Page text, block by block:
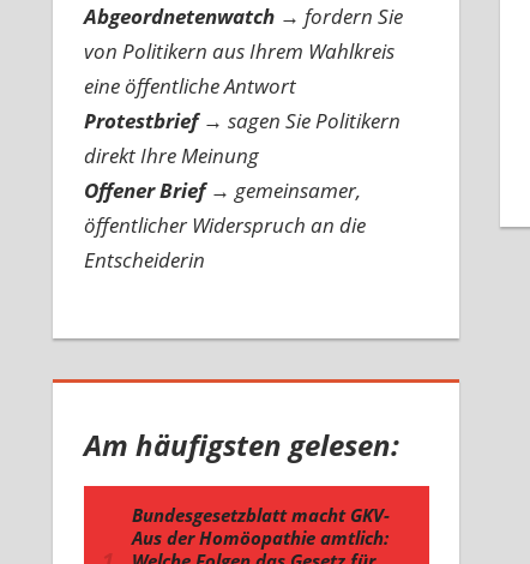
Abgeordnetenwatch → fordern Sie
von Politikern aus Ihrem Wahlkreis
eine öffentliche Antwort
Protestbrief → sagen Sie Politikern
direkt Ihre Meinung
Offener Brief → gemeinsamer,
öffentlicher Widerspruch an die
Entscheiderin
Am häufigsten gelesen: